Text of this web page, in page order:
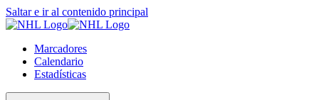
Saltar e ir al contenido principal
Marcadores
Calendario
Estadísticas